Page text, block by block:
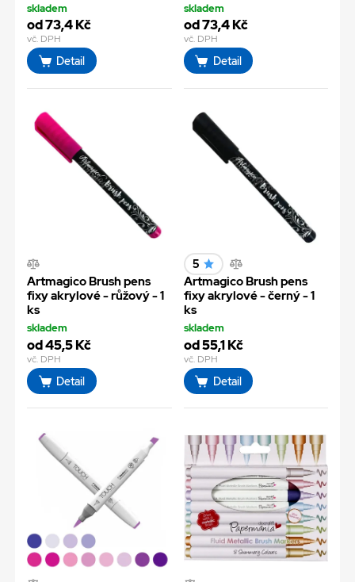
skladem
od 73,4 Kč
vč. DPH
Detail
skladem
od 73,4 Kč
vč. DPH
Detail
Artmagico Brush pens
fixy akrylové - růžový - 1
ks
skladem
od 45,5 Kč
vč. DPH
Detail
5
Artmagico Brush pens
fixy akrylové - černý - 1
ks
skladem
od 55,1 Kč
vč. DPH
Detail